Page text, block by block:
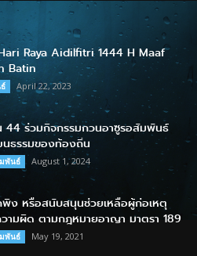
Raya Aidilfitri 1444 H Maaf
Batin
April 22, 2023
44 ร่วมกิจกรรมกวนอาซูรอสัมพันธ์
ธรรมของท้องถิ่น
พันธ์ August 1, 2024
พิง หรือสนับสนุนช่วยเหลือผู้ก่อเหตุ
ามผิด ตามกฎหมายอาญา มาตรา 189
พันธ์ May 19, 2021